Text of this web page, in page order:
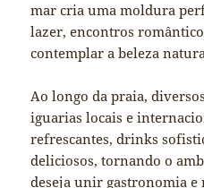
mar cria uma moldura
lazer, encontros
contemplar a beleza
Ao longo da praia,
iguarias locais e
refrescantes, drinks
deliciosos, tornando o
deseja unir gastronomia e